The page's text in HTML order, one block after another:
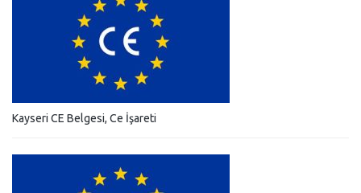
Kayseri CE Belgesi, Ce İşareti